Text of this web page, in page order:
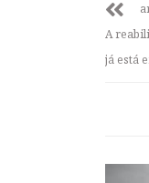
A
já está